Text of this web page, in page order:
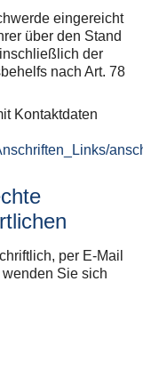
eingereicht
über den Stand
der
nach Art. 78
Kontaktdaten
per E-Mail
Sie sich